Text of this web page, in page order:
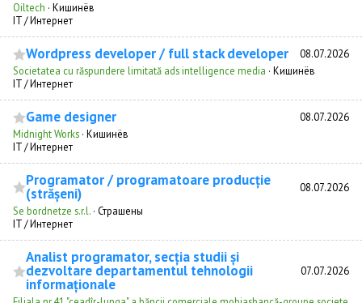
Oiltech · Кишинёв
IT / Интернет
Wordpress developer / full stack developer 08.07.2026
Societatea cu răspundere limitată ads intelligence media · Кишинёв
IT / Интернет
Game designer 08.07.2026
Midnight Works · Кишинёв
IT / Интернет
Programator / programatoare producție
(strășeni) 08.07.2026
Se bordnetze s.r.l. · Страшены
IT / Интернет
Analist programator, secția studii și
dezvoltare departamentul tehnologii
informaționale
07.07.2026